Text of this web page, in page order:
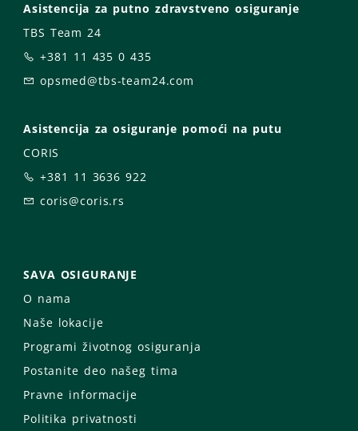
Asistencija za putno zdravstveno osiguranje
TBS Team 24
+381 11 435 0 435
opsmed@tbs-team24.com
Asistencija za osiguranje pomoći na putu
CORIS
+381 11 3636 922
coris@coris.rs
SAVA OSIGURANJE
O nama
Naše lokacije
Programi životnog osiguranja
Postanite deo našeg tima
Pravne informacije
Politika privatnosti